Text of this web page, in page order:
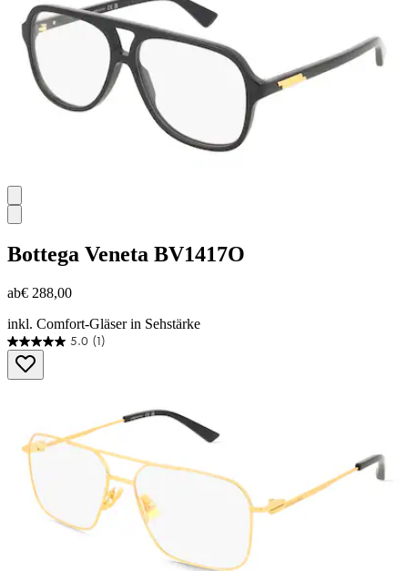
Bottega Veneta BV1417O
ab€ 288,00
inkl. Comfort-Gläser in Sehstärke
5.0 (1)
5.0
von
5
Bewertung